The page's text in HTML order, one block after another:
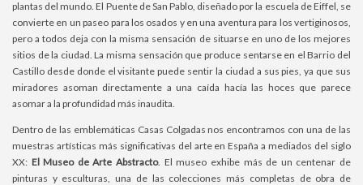
plantas del mundo. El Puente de San Pablo, diseñado por la escuela de Eiffel, se
convierte en un paseo para los osados y en una aventura para los vertiginosos,
pero a todos deja con la misma sensación de situarse en uno de los mejores
sitios de la ciudad. La misma sensación que produce sentarse en el Barrio del
Castillo desde donde el visitante puede sentir la ciudad a sus pies, ya que sus
miradores asoman directamente a una caída hacía las hoces que parece
asomar a la profundidad más inaudita.
Dentro de las emblemáticas Casas Colgadas nos encontramos con una de las
muestras artísticas más significativas del arte en España a mediados del siglo
XX: El Museo de Arte Abstracto. El museo exhibe más de un centenar de
pinturas y esculturas, una de las colecciones más completas de obra de